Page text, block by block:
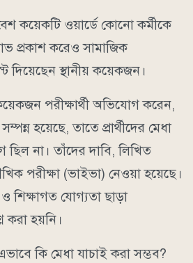
কয়েকটি ওয়ার্ডে কোনো কর্মীকে
প্রকাশ করেও সামাজিক
দিয়েছেন স্থানীয় কয়েকজন।
পরীক্ষার্থী অভিযোগ করেন,
হয়েছে, তাতে প্রার্থীদের মেধা
ছিল না। তাঁদের দাবি, লিখিত
পরীক্ষা (ভাইভা) নেওয়া হয়েছে।
শিক্ষাগত যোগ্যতা ছাড়া
করা হয়নি।
কি মেধা যাচাই করা সম্ভব?